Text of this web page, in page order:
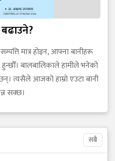
मात्र होइन, आफ्ना बानीहरू
बालबालिकाले हामीले भनेको
त्यसैले आजको हाम्रो एउटा बानी
सक्छ।
सबै